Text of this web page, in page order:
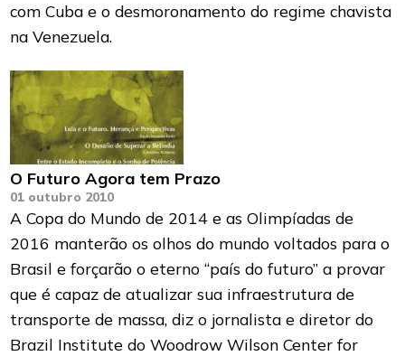
com Cuba e o desmoronamento do regime chavista
na Venezuela.
O Futuro Agora tem Prazo
01 outubro 2010
A Copa do Mundo de 2014 e as Olimpíadas de
2016 manterão os olhos do mundo voltados para o
Brasil e forçarão o eterno “país do futuro” a provar
que é capaz de atualizar sua infraestrutura de
transporte de massa, diz o jornalista e diretor do
Brazil Institute do Woodrow Wilson Center for